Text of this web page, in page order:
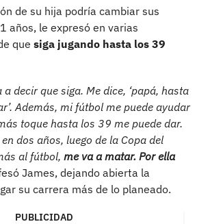
de su hija podría cambiar sus
años, le expresó en varias
que siga jugando hasta los 39
decir que siga. Me dice, ‘papá, hasta
Además, mi fútbol me puede ayudar
toque hasta los 39 me puede dar.
dos años, luego de la Copa del
al fútbol, me va a matar. Por ella
James, dejando abierta la
su carrera más de lo planeado.
PUBLICIDAD